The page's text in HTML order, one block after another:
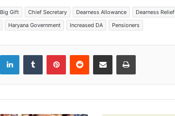
Big Gift Chief Secretary Dearness Allowance Dearness Relief
Haryana Government Increased DA Pensioners